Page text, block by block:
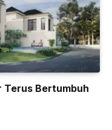
Terus Bertumbuh